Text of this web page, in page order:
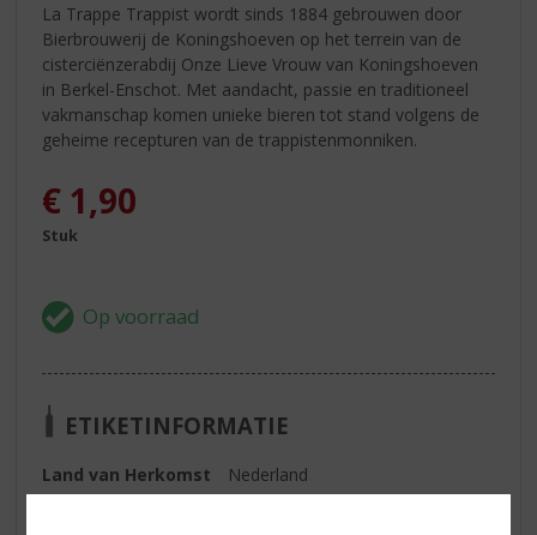
La Trappe Trappist wordt sinds 1884 gebrouwen door
Bierbrouwerij de Koningshoeven op het terrein van de
cisterciënzerabdij Onze Lieve Vrouw van Koningshoeven
in Berkel-Enschot. Met aandacht, passie en traditioneel
vakmanschap komen unieke bieren tot stand volgens de
geheime recepturen van de trappistenmonniken.
€ 1,90
Stuk
ETIKETINFORMATIE
Land van Herkomst
Nederland